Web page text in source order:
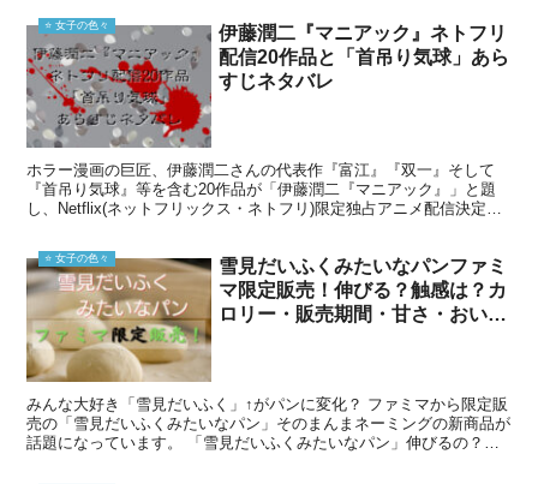
⭐️ 女子の色々
伊藤潤二『マニアック』ネトフリ
配信20作品と「首吊り気球」あら
すじネタバレ
ホラー漫画の巨匠、伊藤潤二さんの代表作『富江』『双一』そして
『首吊り気球』等を含む20作品が「伊藤潤二『マニアック』」と題
し、Netflix(ネットフリックス・ネトフリ)限定独占アニメ配信決定！
⭐️ 女子の色々
雪見だいふくみたいなパンファミ
マ限定販売！伸びる？触感は？カ
ロリー・販売期間・甘さ・おいし
みんな大好き「雪見だいふく」↑がパンに変化？ ファミマから限定販
売の「雪見だいふくみたいなパン」そのまんまネーミングの新商品が
話題になっています。 「雪見だいふくみたいなパン」伸びるの？触